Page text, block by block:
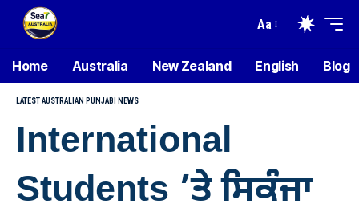
Aa
Home Australia New Zealand English Blog
LATEST AUSTRALIAN PUNJABI NEWS
International
Students ’ਤੇ ਸਿਕੰਜਾ